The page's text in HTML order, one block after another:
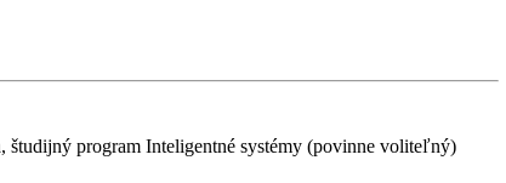
študijný program Inteligentné systémy (povinne voliteľný)